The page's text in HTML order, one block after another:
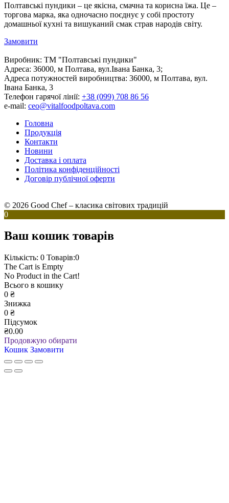
Полтавські пундики – це якісна, смачна та корисна їжа. Це –
торгова марка, яка одночасно поєднує у собі простоту
домашньої кухні та вишуканий смак страв народів світу.
Замовити
Виробник: ТМ "Полтавські пундики"
Адреса: 36000, м Полтава, вул.Івана Банка, 3;
Адреса потужностей виробництва: 36000, м Полтава, вул.
Івана Банка, 3
Телефон гарячої лінії: +38 (099) 708 86 56
e-mail: ceo@vitalfoodpoltava.com
Головна
Продукція
Контакти
Новини
Доставка і оплата
Політика конфіденційності
Договір публічної оферти
© 2026 Good Chef – класика світових традицій
0
Ваш кошик товарів
Кількість: 0 Товарів:0
The Cart is Empty
No Product in the Cart!
Всього в кошику
0 ₴
Знижка
0 ₴
Підсумок
₴0.00
Продовжую обирати
Кошик Замовити